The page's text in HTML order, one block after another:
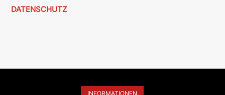
DATENSCHUTZ
INFORMATIONEN